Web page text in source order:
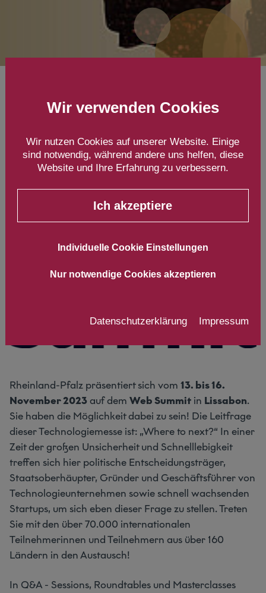
Wir verwenden Cookies
Wir nutzen Cookies auf unserer Website. Einige
sind notwendig, während andere uns helfen, diese
Website und Ihre Erfahrung zu verbessern.
Ich akzeptiere
Individuelle Cookie Einstellungen
Nur notwendige Cookies akzeptieren
Datenschutzerklärung Impressum
Messebeteiligung Web
2023
Lissabon
Rheinland-Pfalz präsentiert sich vom 13. bis 16.
November 2023auf dem Web Summit in Lissabon.
Sie haben die Möglichkeit dabei zu sein! Die Leitfrage
dieser Technologiemesse ist: „Where to next?“ In einer
Zeit der großen Unsicherheit und Schnelllebigkeit
treffen sich hier politische Entscheidungsträger,
Staatsoberhäupter, Gründer und Geschäftsführer von
Technologieunternehmen sowie schnell wachsenden
Startups, um sich eben dieser Frage zu stellen. Treten
Sie mit den über 70.000 internationalen
Teilnehmerinnen und Teilnehmern aus über 160
Ländern in den Austausch!
In Q&A - Sessions, Roundtables und Masterclasses